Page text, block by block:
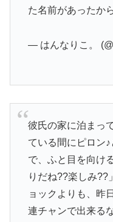
た名前があったか
— はんなりこ。
彼氏の家に泊まっ
ている間にピロン
で、ふと目を向け
りだね??楽しみ??
ョックよりも、昨
連チャンで出来る